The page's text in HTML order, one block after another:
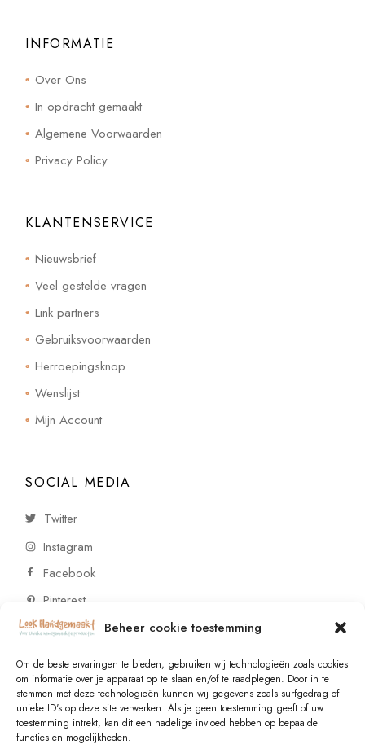
Beheer cookie toestemming
Om de beste ervaringen te bieden, gebruiken wij technologieën zoals cookies
om informatie over je apparaat op te slaan en/of te raadplegen. Door in te
stemmen met deze technologieën kunnen wij gegevens zoals surfgedrag of
unieke ID's op deze site verwerken. Als je geen toestemming geeft of uw
toestemming intrekt, kan dit een nadelige invloed hebben op bepaalde
functies en mogelijkheden.
INFORMATIE
Over Ons
In opdracht gemaakt
Algemene Voorwaarden
Privacy Policy
KLANTENSERVICE
Nieuwsbrief
Veel gestelde vragen
Link partners
Gebruiksvoorwaarden
Herroepingsknop
Wenslijst
Mijn Account
SOCIAL MEDIA
Twitter
Instagram
Facebook
Pinterest
CONTACT
Vragen of wensen? Neem contact op!
+31 (0)6 229 021 29